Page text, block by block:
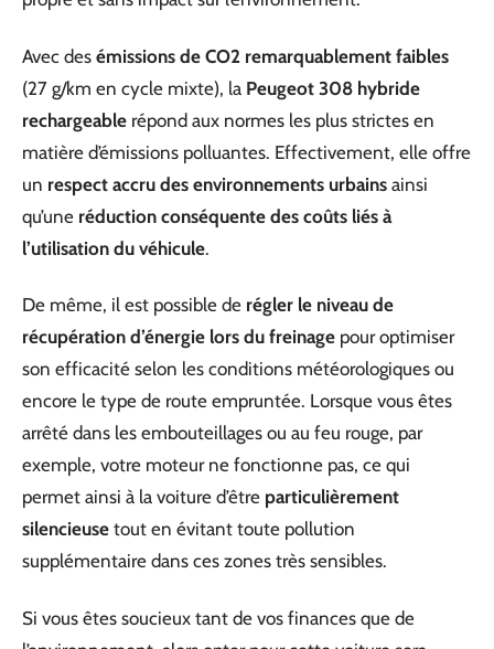
Avec des émissions de CO2 remarquablement faibles
(27 g/km en cycle mixte), la Peugeot 308 hybride
rechargeable répond aux normes les plus strictes en
matière d’émissions polluantes. Effectivement, elle offre
un respect accru des environnements urbains ainsi
qu’une réduction conséquente des coûts liés à
l’utilisation du véhicule.
De même, il est possible de régler le niveau de
récupération d’énergie lors du freinage pour optimiser
son efficacité selon les conditions météorologiques ou
encore le type de route empruntée. Lorsque vous êtes
arrêté dans les embouteillages ou au feu rouge, par
exemple, votre moteur ne fonctionne pas, ce qui
permet ainsi à la voiture d’être particulièrement
silencieuse tout en évitant toute pollution
supplémentaire dans ces zones très sensibles.
Si vous êtes soucieux tant de vos finances que de